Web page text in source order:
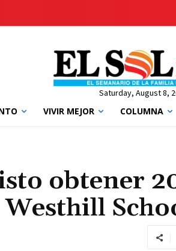
Saturday, August 8,
VIVIR MEJOR COLUMNA
obtener
Westhill